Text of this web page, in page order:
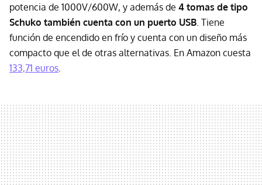
potencia de 1000V/600W, y además de 4 tomas de tipo
Schuko también cuenta con un puerto USB . Tiene
función de encendido en frío y cuenta con un diseño más
compacto que el de otras alternativas. En Amazon cuesta
133,71 euros